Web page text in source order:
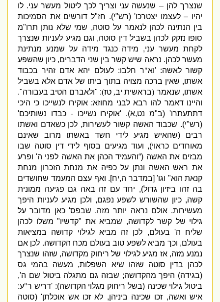
שנצרך להן – שנעשה עני וצריך לכך ליטול מעשר עני.לו
יהיו – לעצמו יצטרכו' (רש"י).חז"ל דורשים את הסמיכות
בין הנתינה לכהן לנאמר על סוטה,שמי שלא נותן תרו"מ
סופו נזקק לכהן בשביל דין סוטה,וגם מגיע לעניות שנצרך
לקחת מעשר עני,מידה כנגד מידה על שמנע מנתינת
מעשר לכהן.נראה שיש קשר בין שני הדברים,כיון שהשפע
קשור לאשה: 'וא"ר חלבו:לעולם יהא אדם זהיר בכבוד
אשתו,שאין ברכה מצויה בתוך ביתו של אדם אלא בשביל
אשתו,שנאמר(בראשית יב ,טז)
: "ולאברם הטיב בעבורה".
והיינו דאמר להו רבא לבני מחוזא:אוקירו לנשייכו כי היכי
דתתעתרו' (ב "מ נט ,א). 'אוקירו נשייכו- כבדו נשותיכם'
רש"י).שכבוד האשה קשור לעשירות,לכן כשאדם ואשתו
רבים(
שהאיש מגיע לידי חשד באשתו מרוב שאינם
מאוחדים כראוי),ועוד מגיעים בסוף לידי דין סוטה שבו
מבזים את האשה(“ והעמיד הכהן את האשה לפני ה 'ופרע
את ראש האשה ונתן על כפיה את מנחת הזכרון מנחת
קנאת הוא"וגו ' [במדבר ה יח].ואף עצם המעמד שחושדים
בה זהו ביזיון גדול),יחד עם זה באה גם פגיעה ממונית
קשה,כיון שהשורש לשפע נפגם,ולכן מגיע לעניות היפך
מעשירות.אולם נראה יותר מזה,שבפס'כאן מדובר על
גילוי של קשר לקדושה,שמביא את"קדשיו"משלו לכהן
שליח ה
'בעולם,לכן זה מביא לגילוי קדושה במציאות
בעולם,וכך מביא לשפע טוב בעולם מכח הקדושה.לכן אם
נמנע מזה,אז מגיע לגילוי של ריחוק מקדושה,שזהו שנצרך
לכהן בדין סוטה שזהו שיא השפלות,מעשה בהמי גס
בגידה)היפך מהקדושה;שבזה גם מתגלה ביטול שם ה ',
ביטול גילוי שכינה(בשל ריחוק מגלוי הקדושה): 'דריש ר" ע:
איש ואשה,זכו שכינה ביניהן,לא זכו אש אוכלתן' (סוטה